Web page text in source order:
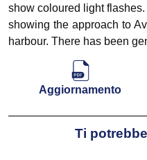
show coloured light
showing the approach to
harbour. There has been
Aggiornamento
Ti